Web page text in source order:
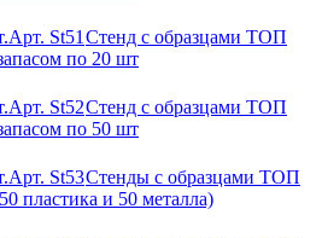
Арт. St51 Стенд с образцами ТОП
по 20 шт
Арт. St52Стенд с образцами ТОП
по 50 шт
Арт. St53Стенды с образцами ТОП
пластика и 50 металла)